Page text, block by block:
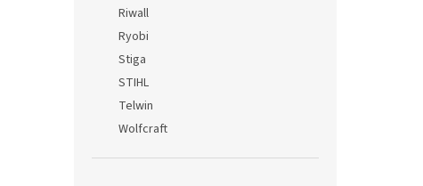
Riwall
Ryobi
Stiga
STIHL
Telwin
Wolfcraft